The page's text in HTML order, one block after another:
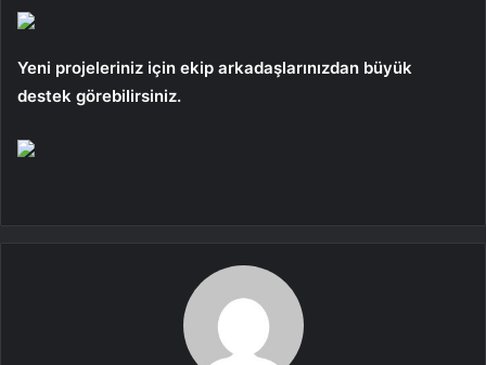
Yeni projeleriniz için ekip arkadaşlarınızdan büyük
destek görebilirsiniz.